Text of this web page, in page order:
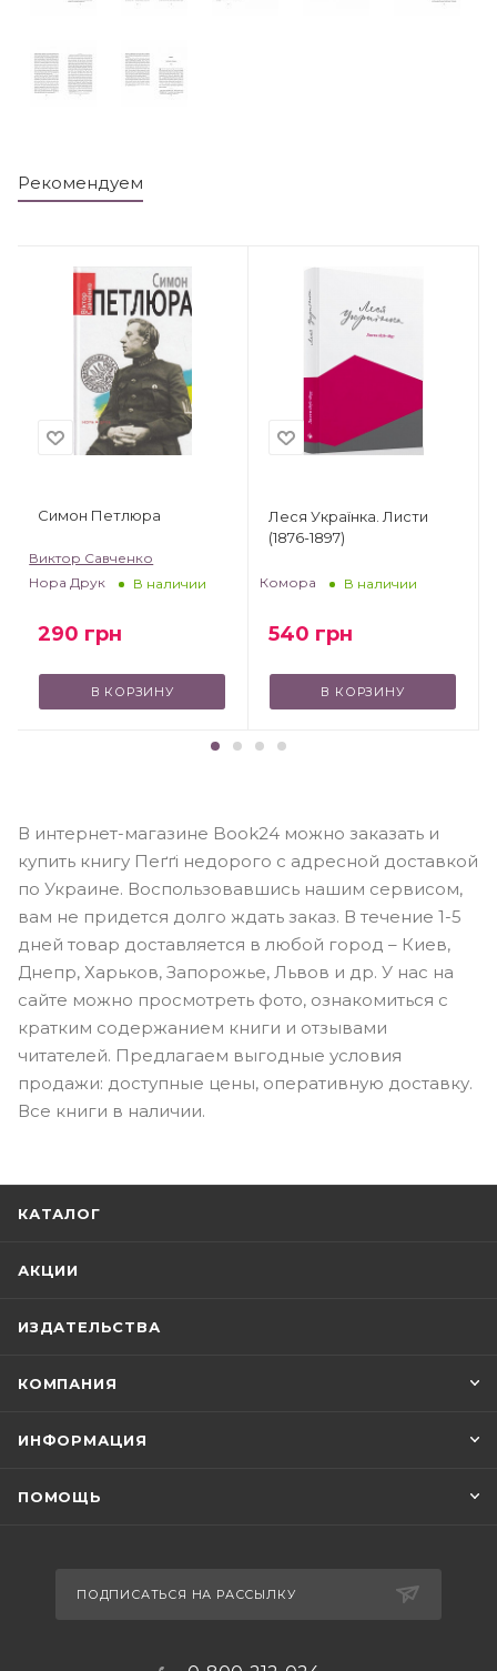
Рекомендуем
Симон Петлюра
Виктор Савченко
Нора Друк
В наличии
290 грн
В КОРЗИНУ
Леся Українка. Листи
(1876-1897)
Комора В наличии
540 грн
В КОРЗИНУ
В интернет-магазине Book24 можно заказать и
купить книгу Пеґґі недорого с адресной доставкой
по Украине. Воспользовавшись нашим сервисом,
вам не придется долго ждать заказ. В течение 1-5
дней товар доставляется в любой город – Киев,
Днепр, Харьков, Запорожье, Львов и др. У нас на
сайте можно просмотреть фото, ознакомиться с
кратким содержанием книги и отзывами
читателей. Предлагаем выгодные условия
продажи: доступные цены, оперативную доставку.
Все книги в наличии.
КАТАЛОГ
АКЦИИ
ИЗДАТЕЛЬСТВА
КОМПАНИЯ
ИНФОРМАЦИЯ
ПОМОЩЬ
ПОДПИСАТЬСЯ НА РАССЫЛКУ